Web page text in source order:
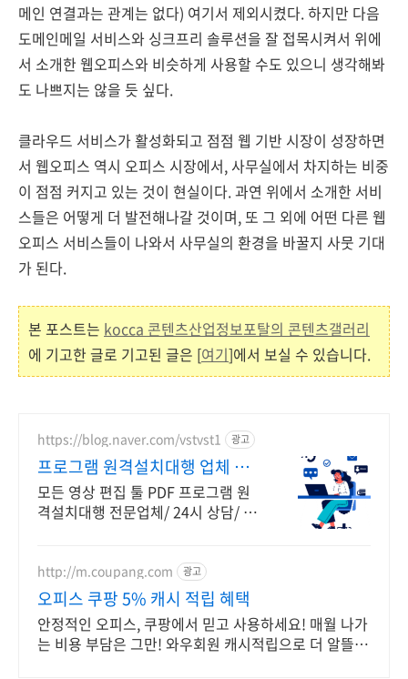
메인 연결과는 관계는 없다) 여기서 제외시켰다. 하지만 다음
도메인메일 서비스와 싱크프리 솔루션을 잘 접목시켜서 위에
서 소개한 웹오피스와 비슷하게 사용할 수도 있으니 생각해봐
도 나쁘지는 않을 듯 싶다.
클라우드 서비스가 활성화되고 점점 웹 기반 시장이 성장하면
서 웹오피스 역시 오피스 시장에서, 사무실에서 차지하는 비중
이 점점 커지고 있는 것이 현실이다. 과연 위에서 소개한 서비
스들은 어떻게 더 발전해나갈 것이며, 또 그 외에 어떤 다른 웹
오피스 서비스들이 나와서 사무실의 환경을 바꿀지 사뭇 기대
가 된다.
본 포스트는 kocca 콘텐츠산업정보포탈의 콘텐츠갤러리
에 기고한 글로 기고된 글은 [여기]에서 보실 수 있습니다.
https://blog.naver.com/vstvst1 광고
프로그램 원격설치대행 업체 프
로그램 원격설치대행 전문
모든 영상 편집 툴 PDF 프로그램 원
격설치대행 전문업체/ 24시 상담/ 영
담/ 영구AS
http://m.coupang.com 광고
오피스 쿠팡 5% 캐시 적립 혜택
안정적인 오피스, 쿠팡에서 믿고 사용하세요! 매월 나가
는 비용 부담은 그만! 와우회원 캐시적립으로 더 알뜰하